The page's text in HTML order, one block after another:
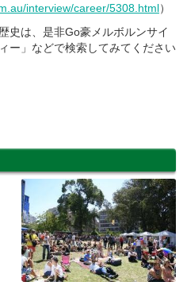
interview/career/5308.html）
史は、是非Go豪メルボルンサイ
ー」などで検索してみてください